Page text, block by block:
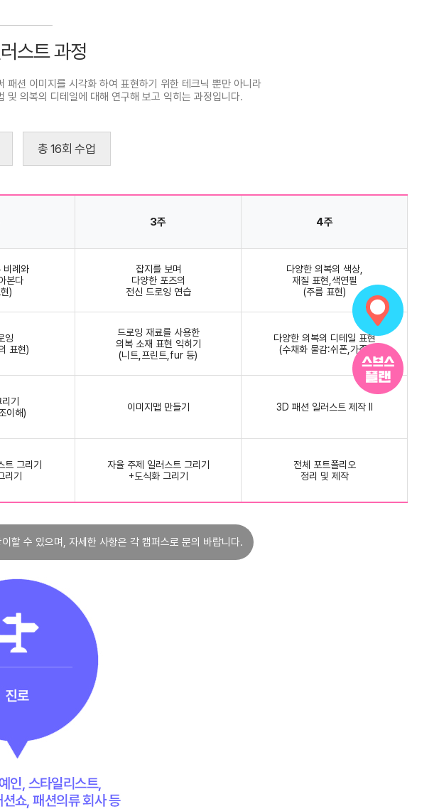
스트 과정
패션 이미지를 시각화 하여 표현하기 위한 테크닉 뿐만 아니라
및 의복의 디테일에 대해 연구해 보고 익히는 과정입니다.
총 16회 수업
3주 4주
비례와
본다
)
잡지를 보며
다양한 포즈의
전신 드로잉 연습
다양한 의복의 색상,
재질 표현,색연필
(주름 표현)
잉
표현)
드로잉 재료를 사용한
의복 소재 표현 익히기
(니트,프린트,fur 등)
다양한 의복의 디테일 표현
(수채화 물감:쉬폰,가죽)
기
이해)
이미지맵 만들기 3D 패션 일러스트 제작 Ⅱ
트 그리기
리기
자율 주제 일러스트 그리기
+도식화 그리기
전체 포트폴리오
정리 및 제작
할 수 있으며, 자세한 사항은 각 캠퍼스로 문의 바랍니다.